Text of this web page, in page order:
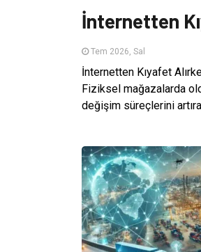
İnternetten
Tem 2026, Sal
İnternetten Kıyafet
Fiziksel mağazalarda
değişim süreçlerini